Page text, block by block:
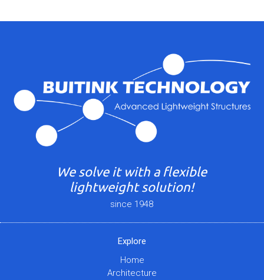
We solve it with a flexible
lightweight solution!
since 1948
Explore
Home
Architecture